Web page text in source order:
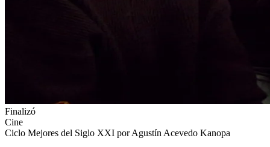
Finalizó
Cine
Ciclo Mejores del Siglo XXI por Agustín Acevedo Kanopa